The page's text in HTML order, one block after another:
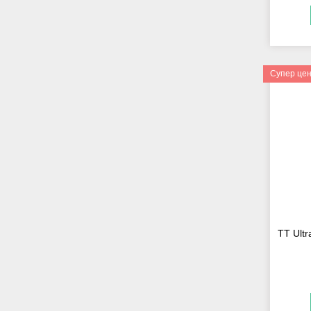
Супер
TT